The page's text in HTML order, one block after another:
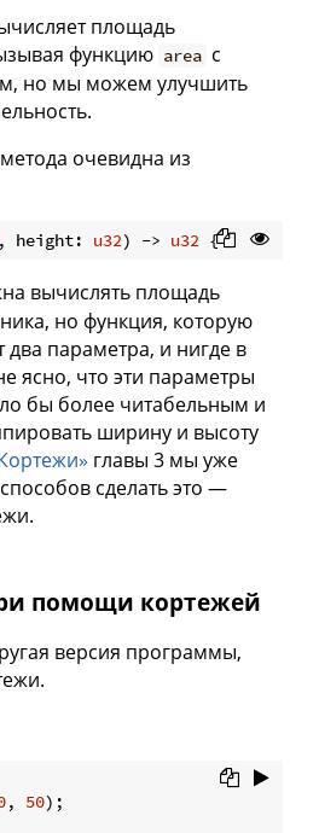
площадь
функцию area с
но мы можем улучшить
очевидна из
, height: u32) -> u32
вычислять площадь
но функция, которую
параметра, и нигде в
ясно, что эти параметры
бы более читабельным и
ширину и высоту
главы 3 мы уже
сделать это —
помощи кортежей
версия программы,
, 50);